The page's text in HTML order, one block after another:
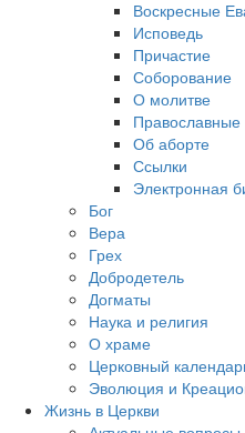
Воскресные
Исповедь
Причастие
Соборование
О молитве
Православные
Об аборте
Ссылки
Электронная
Бог
Вера
Грех
Добродетель
Догматы
Наука и религия
О храме
Церковный
Эволюция и
Жизнь в Церкви